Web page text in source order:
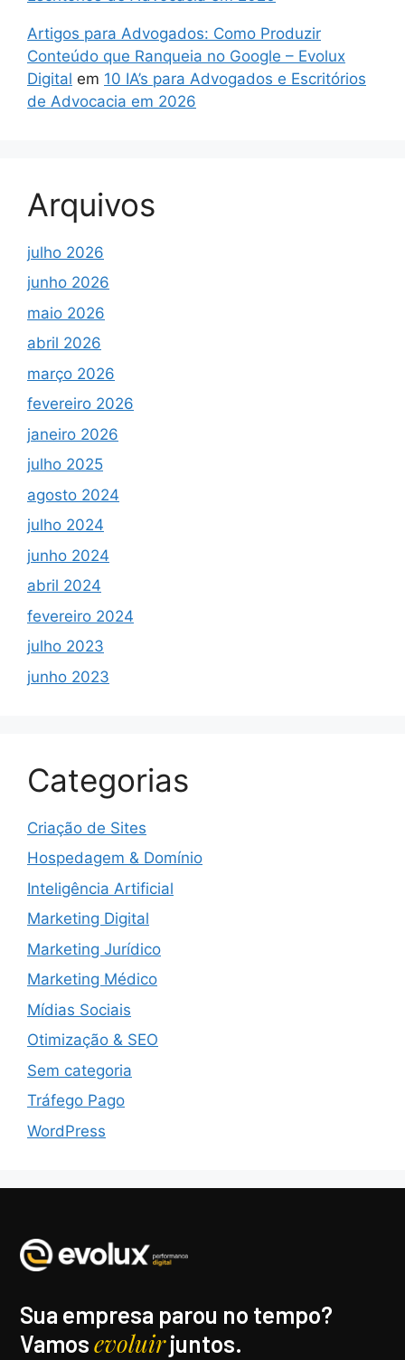
Artigos para Advogados: Como Produzir
Conteúdo que Ranqueia no Google – Evolux
Digital em 10 IA’s para Advogados e Escritórios
de Advocacia em 2026
Arquivos
julho 2026
junho 2026
maio 2026
abril 2026
março 2026
fevereiro 2026
janeiro 2026
julho 2025
agosto 2024
julho 2024
junho 2024
abril 2024
fevereiro 2024
julho 2023
junho 2023
Categorias
Criação de Sites
Hospedagem & Domínio
Inteligência Artificial
Marketing Digital
Marketing Jurídico
Marketing Médico
Mídias Sociais
Otimização & SEO
Sem categoria
Tráfego Pago
WordPress
Sua empresa parou no tempo?
Vamosevoluirjuntos.